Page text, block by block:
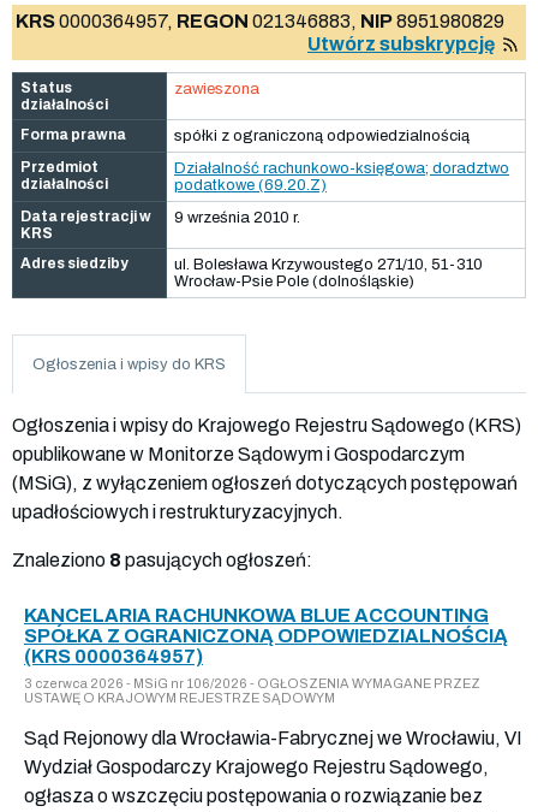
KRS0000364957, REGON 021346883, NIP8951980829
Utwórz subskrypcję
Status
działalności
zawieszona
Forma prawna
spółki z ograniczoną odpowiedzialnością
Przedmiot
działalności
Działalność rachunkowo-księgowa; doradztwo
podatkowe (69.20.Z)
Data rejestracji w
KRS
9 września 2010 r.
Adres siedziby
ul. Bolesława Krzywoustego 271/10, 51-310
Wrocław-Psie Pole (dolnośląskie)
Ogłoszenia i wpisy do KRS
Ogłoszenia i wpisy do Krajowego Rejestru Sądowego (KRS)
opublikowane w Monitorze Sądowym i Gospodarczym
(MSiG), z wyłączeniem ogłoszeń dotyczących postępowań
upadłościowych i restrukturyzacyjnych.
Znaleziono 8 pasujących ogłoszeń:
KANCELARIA RACHUNKOWA BLUE ACCOUNTING
SPÓŁKA Z OGRANICZONĄ ODPOWIEDZIALNOŚCIĄ
(KRS 0000364957)
3 czerwca 2026 - MSiG nr 106/2026 - OGŁOSZENIA WYMAGANE PRZEZ
USTAWĘ O KRAJOWYM REJESTRZE SĄDOWYM
Sąd Rejonowy dla Wrocławia-Fabrycznej we Wrocławiu, VI
Wydział Gospodarczy Krajowego Rejestru Sądowego,
ogłasza o wszczęciu postępowania o rozwiązanie bez